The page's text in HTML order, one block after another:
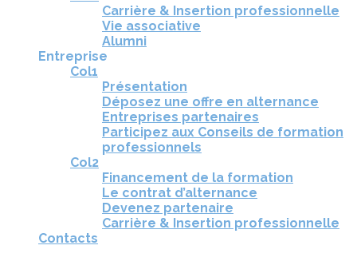
Carrière & Insertion professionnelle
Vie associative
Alumni
Entreprise
Col1
Présentation
Déposez une offre en alternance
Entreprises partenaires
Participez aux Conseils de formation
professionnels
Col2
Financement de la formation
Le contrat d’alternance
Devenez partenaire
Carrière & Insertion professionnelle
Contacts